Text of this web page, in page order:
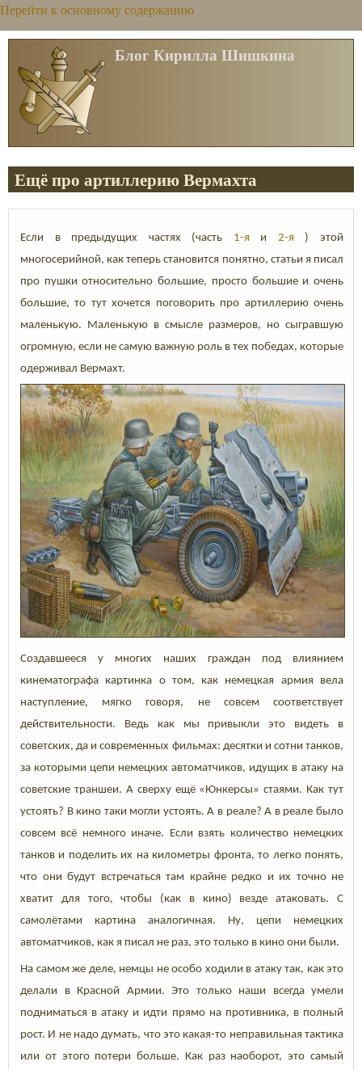
Перейти к основному содержанию
Блог Кирилла Шишкина
Ещё про артиллерию Вермахта
Если в предыдущих частях (часть 1-я и 2-я ) этой
многосерийной, как теперь становится понятно, статьи я писал
про пушки относительно большие, просто большие и очень
большие, то тут хочется поговорить про артиллерию очень
маленькую. Маленькую в смысле размеров, но сыгравшую
огромную, если не самую важную роль в тех победах, которые
одерживал Вермахт.
Создавшееся у многих наших граждан под влиянием
кинематографа картинка о том, как немецкая армия вела
наступление, мягко говоря, не совсем соответствует
действительности. Ведь как мы привыкли это видеть в
советских, да и современных фильмах: десятки и сотни танков,
за которыми цепи немецких автоматчиков, идущих в атаку на
советские траншеи. А сверху ещё «Юнкерсы» стаями. Как тут
устоять? В кино таки могли устоять. А в реале? А в реале было
совсем всё немного иначе. Если взять количество немецких
танков и поделить их на километры фронта, то легко понять,
что они будут встречаться там крайне редко и их точно не
хватит для того, чтобы (как в кино) везде атаковать. С
самолётами картина аналогичная. Ну, цепи немецких
автоматчиков, как я писал не раз, это только в кино они были.
На самом же деле, немцы не особо ходили в атаку так, как это
делали в Красной Армии. Это только наши всегда умели
подниматься в атаку и идти прямо на противника, в полный
рост. И не надо думать, что это какая-то неправильная тактика
или от этого потери больше. Как раз наоборот, это самый